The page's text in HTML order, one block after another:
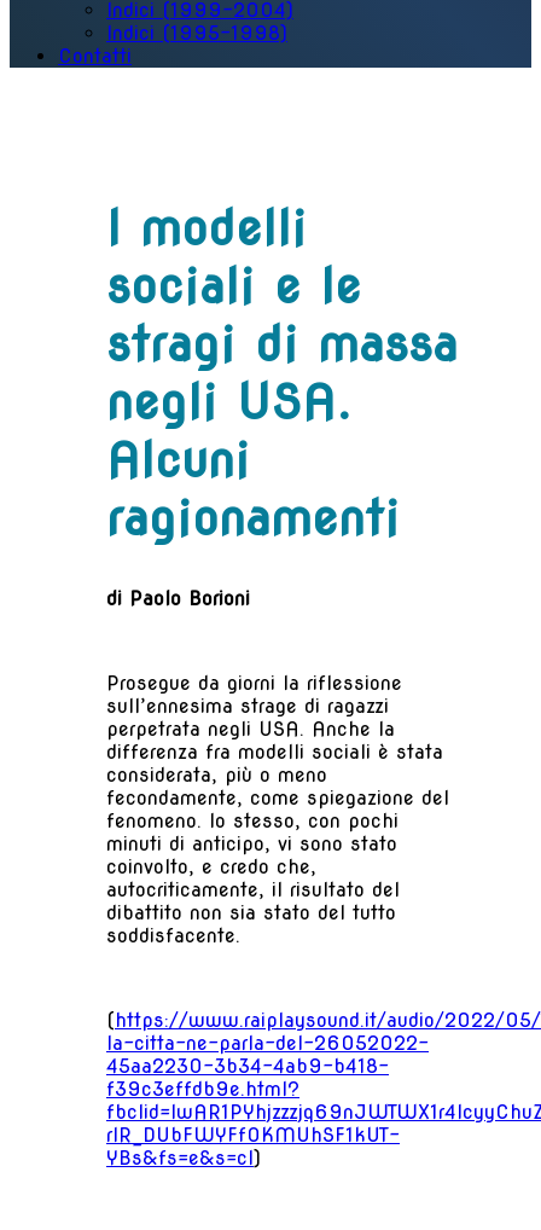
Indici (1999-2004)
Indici (1995-1998)
Contatti
I modelli
sociali e le
stragi di massa
negli USA.
Alcuni
ragionamenti
di Paolo Borioni
Prosegue da giorni la riflessione
sull’ennesima strage di ragazzi
perpetrata negli USA. Anche la
differenza fra modelli sociali è stata
considerata, più o meno
fecondamente, come spiegazione del
fenomeno. Io stesso, con pochi
minuti di anticipo, vi sono stato
coinvolto, e credo che,
autocriticamente, il risultato del
dibattito non sia stato del tutto
soddisfacente.
(https://www.raiplaysound.it/audio/2022/
la-citta-ne-parla-del-26052022-
45aa2230-3b34-4ab9-b418-
f39c3effdb9e.html?
rlR_DUbFWYFfOKMUhSF1kUT-
YBs&fs=e&s=cl)